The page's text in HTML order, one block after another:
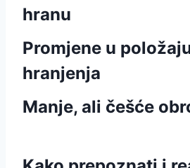
hranu
Promjene u
hranjenja
Manje, ali češće